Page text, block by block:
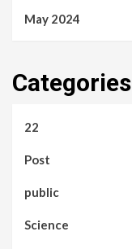
May 2024
Categories
22
Post
public
Science